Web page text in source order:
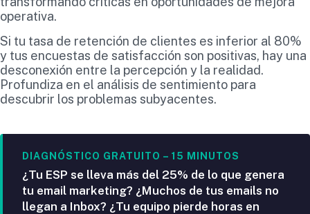
operativa.
Si tu tasa de retención de clientes es inferior al 80%
y tus encuestas de satisfacción son positivas, hay una
desconexión entre la percepción y la realidad.
Profundiza en el análisis de sentimiento para
descubrir los problemas subyacentes.
DIAGNÓSTICO GRATUITO – 15 MINUTOS
¿Tu ESP se lleva más del 25% de lo que genera
tu email marketing? ¿Muchos de tus emails no
llegan a Inbox? ¿Tu equipo pierde horas en